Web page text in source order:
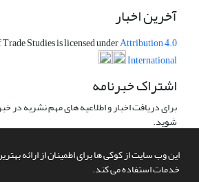
این وب سایت از کوکی ها برای اطمینان از ارائه
خدمات استفاده می کند.
آخرین اخبار
Studies is licensed underAttribution 4.0
International
اشتراک خبرنامه
برای دریافت اخبار و اطلاعیه های مهم نشریه در
شوید.